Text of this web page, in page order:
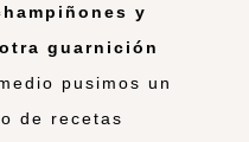
y
otra guarnición
pusimos un
de recetas